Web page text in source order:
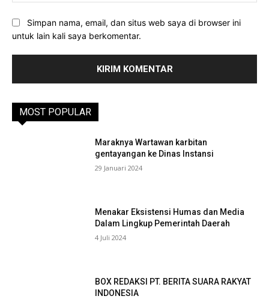
Simpan nama, email, dan situs web saya di browser ini
untuk lain kali saya berkomentar.
MOST POPULAR
Maraknya Wartawan karbitan
gentayangan ke Dinas Instansi
29 Januari 2024
Menakar Eksistensi Humas dan Media
Dalam Lingkup Pemerintah Daerah
4 Juli 2024
BOX REDAKSI PT. BERITA SUARA RAKYAT
INDONESIA